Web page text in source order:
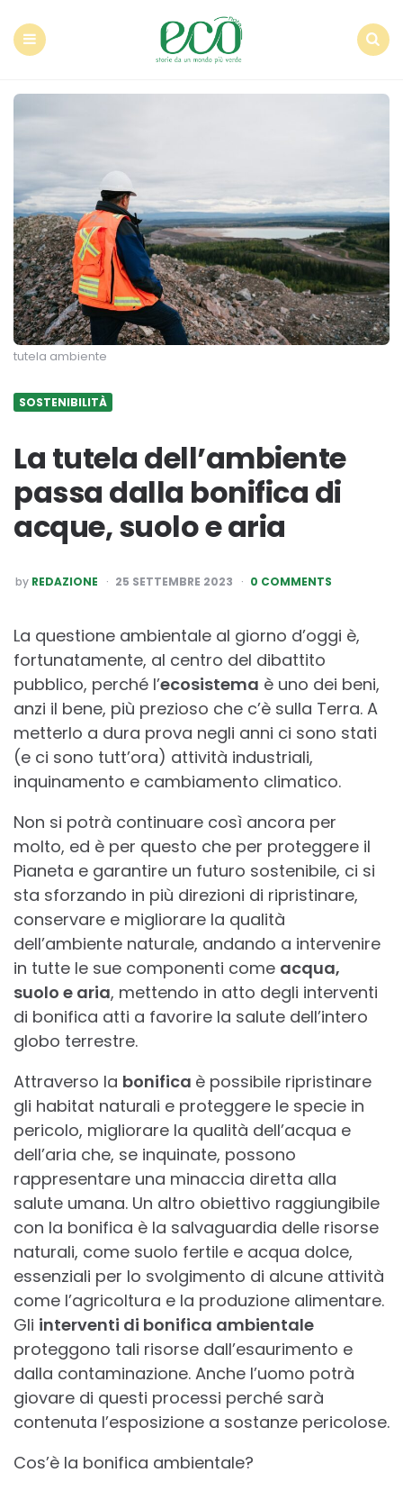
tutela ambiente
SOSTENIBILITÀ
La tutela dell’ambiente
passa dalla bonifica di
acque, suolo e aria
POSTED
BY
by REDAZIONE 25 SETTEMBRE 2023 0 COMMENTS
La questione ambientale al giorno d’oggi è,
fortunatamente, al centro del dibattito
pubblico, perché l’ecosistema è uno dei beni,
anzi il bene, più prezioso che c’è sulla Terra. A
metterlo a dura prova negli anni ci sono stati
(e ci sono tutt’ora) attività industriali,
inquinamento e cambiamento climatico.
Non si potrà continuare così ancora per
molto, ed è per questo che per proteggere il
Pianeta e garantire un futuro sostenibile, ci si
sta sforzando in più direzioni di ripristinare,
conservare e migliorare la qualità
dell’ambiente naturale, andando a intervenire
in tutte le sue componenti come acqua,
suolo e aria, mettendo in atto degli interventi
di bonifica atti a favorire la salute dell’intero
globo terrestre.
Attraverso la bonifica è possibile ripristinare
gli habitat naturali e proteggere le specie in
pericolo, migliorare la qualità dell’acqua e
dell’aria che, se inquinate, possono
rappresentare una minaccia diretta alla
salute umana. Un altro obiettivo raggiungibile
con la bonifica è la salvaguardia delle risorse
naturali, come suolo fertile e acqua dolce,
essenziali per lo svolgimento di alcune attività
come l’agricoltura e la produzione alimentare.
Gli interventi di bonifica ambientale
proteggono tali risorse dall’esaurimento e
dalla contaminazione. Anche l’uomo potrà
giovare di questi processi perché sarà
contenuta l’esposizione a sostanze pericolose.
Cos’è la bonifica ambientale?